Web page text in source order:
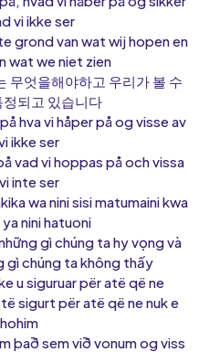
vi ikke ser
grond van wat wij hopen en
wat we niet zien
무엇을해야하고 우리가 볼 수
정되고 있습니다
hva vi håper på og visse av
ikke ser
vad vi hoppas på och vissa
inte ser
wa nini sisi matumaini kwa
nini hatuoni
gì chúng ta hy vọng và
gì chúng ta không thấy
u siguruar për atë që ne
sigurt për atë që ne nuk e
það sem við vonum og viss